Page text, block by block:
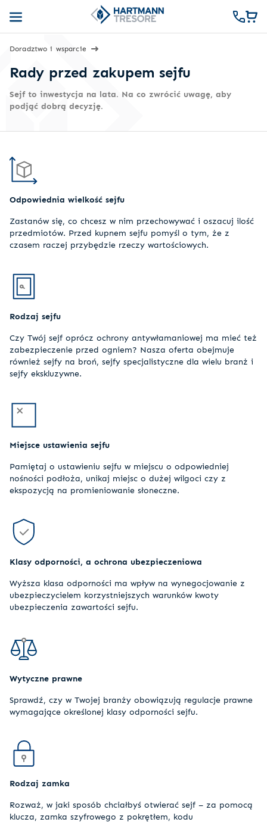
Doradztwo i wsparcie
Rady przed zakupem sejfu
Sejf to inwestycja na lata. Na co zwrócić uwagę, aby
podjąć dobrą decyzję.
Odpowiednia wielkość sejfu
Zastanów się, co chcesz w nim przechowywać i oszacuj ilość
przedmiotów. Przed kupnem sejfu pomyśl o tym, że z
czasem raczej przybędzie rzeczy wartościowych.
Rodzaj sejfu
Czy Twój sejf oprócz ochrony antywłamaniowej ma mieć też
zabezpieczenie przed ogniem? Nasza oferta obejmuje
również sejfy na broń, sejfy specjalistyczne dla wielu branż i
sejfy ekskluzywne.
Miejsce ustawienia sejfu
Pamiętaj o ustawieniu sejfu w miejscu o odpowiedniej
nośności podłoża, unikaj miejsc o dużej wilgoci czy z
ekspozycją na promieniowanie słoneczne.
Klasy odporności, a ochrona ubezpieczeniowa
Wyższa klasa odporności ma wpływ na wynegocjowanie z
ubezpieczycielem korzystniejszych warunków kwoty
ubezpieczenia zawartości sejfu.
Wytyczne prawne
Sprawdź, czy w Twojej branży obowiązują regulacje prawne
wymagające określonej klasy odporności sejfu.
Rodzaj zamka
Rozważ, w jaki sposób chciałbyś otwierać sejf – za pomocą
klucza, zamka szyfrowego z pokrętłem, kodu